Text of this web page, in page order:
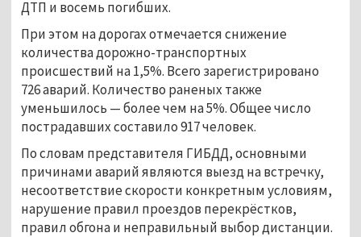
ДТП и восемь погибших.
При этом на дорогах отмечается снижение
количества дорожно-транспортных
происшествий на 1,5%. Всего зарегистрировано
726 аварий. Количество раненых также
уменьшилось — более чем на 5%. Общее число
пострадавших составило 917 человек.
По словам представителя ГИБДД, основными
причинами аварий являются выезд на встречку,
несоответствие скорости конкретным условиям,
нарушение правил проездов перекрёстков,
правил обгона и неправильный выбор дистанции.